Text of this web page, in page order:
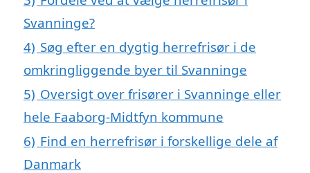
Svanninge?
4) Søg efter en dygtig herrefrisør i de
omkringliggende byer til Svanninge
5) Oversigt over frisører i Svanninge eller
hele Faaborg-Midtfyn kommune
6) Find en herrefrisør i forskellige dele af
Danmark